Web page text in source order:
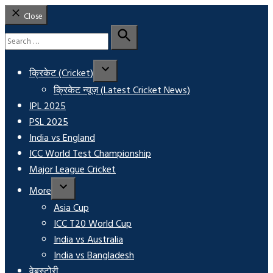
Close
Search
for:
Search
क्रिकेट (Cricket)
क्रिकेट न्यूज़ (Latest Cricket News)
IPL 2025
PSL 2025
India vs England
ICC World Test Championship
Major League Cricket
More
Asia Cup
ICC T20 World Cup
India vs Australia
India vs Bangladesh